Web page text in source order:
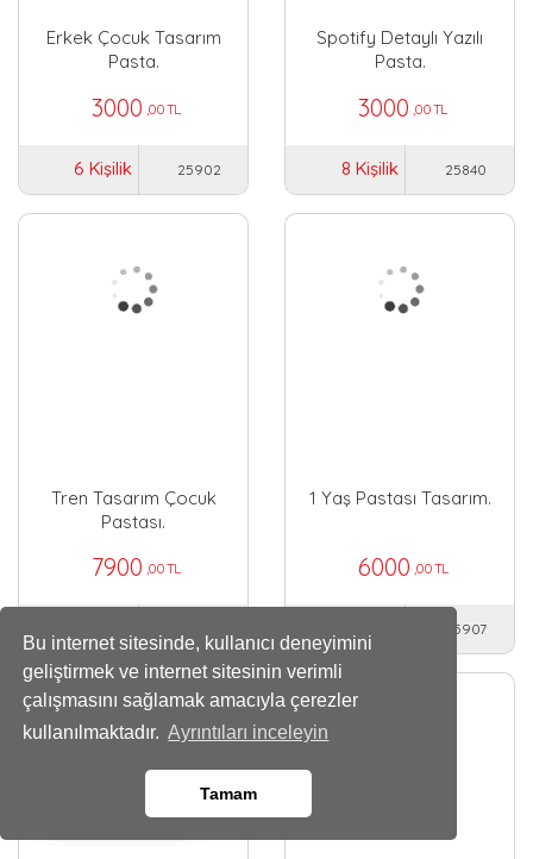
Bu internet sitesinde, kullanıcı deneyimini
geliştirmek ve internet sitesinin verimli
çalışmasını sağlamak amacıyla çerezler
kullanılmaktadır. Ayrıntıları inceleyin
Tamam
Erkek Çocuk Tasarım
Pasta.
3000 ,00 TL
6 Kişilik 25902
Spotify Detaylı Yazılı
Pasta.
3000 ,00 TL
8 Kişilik 25840
Tren Tasarım Çocuk
Pastası.
7900 ,00 TL
1 Yaş Pastası Tasarım.
6000 ,00 TL
25907